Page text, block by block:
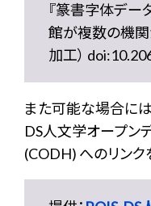
『篆書字体デー
館が複数の機
加工）
また可能な場合に
DS人文学オープン
(CODH) へのリンク